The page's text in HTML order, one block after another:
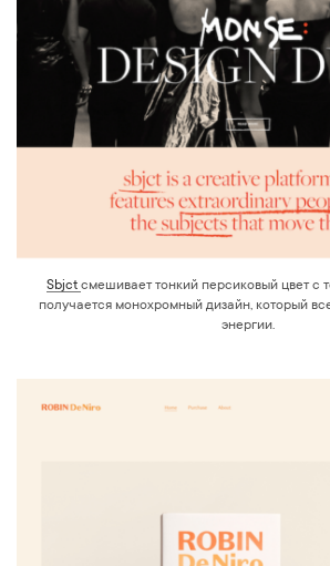
Sbjct смешивает тонкий персиковый цвет с
получается монохромный дизайн, который
энергии.